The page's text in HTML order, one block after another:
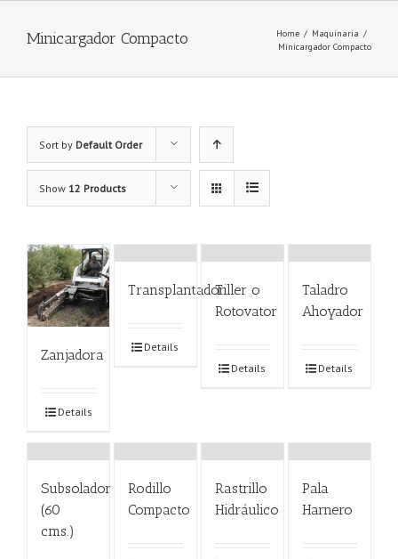
Minicargador Compacto Home / Maquinaria /
Minicargador Compacto
Sort by Default Order
Show 12 Products
Zanjadora
Details
Transplantador
Details
Tiller o
Rotovator
Details
Taladro
Ahoyador
Details
Subsolador
(60
cms.)
Rodillo
Compacto
Rastrillo
Hidráulico
Pala
Harnero